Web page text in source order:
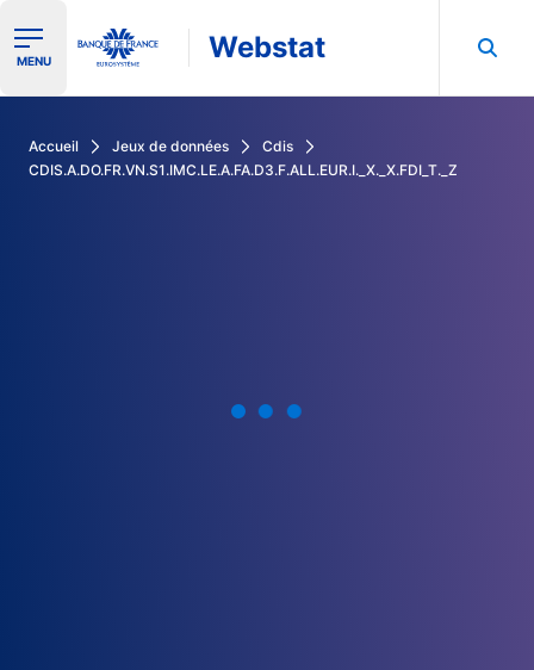
Ouvrir le menu de navigation
MENU Webstat
Accueil Jeux de données
Cdis
CDIS.A.DO.FR.VN.S1.IMC.LE.A.FA.D3.F.ALL.EUR.I._X._X.FDI_T._Z